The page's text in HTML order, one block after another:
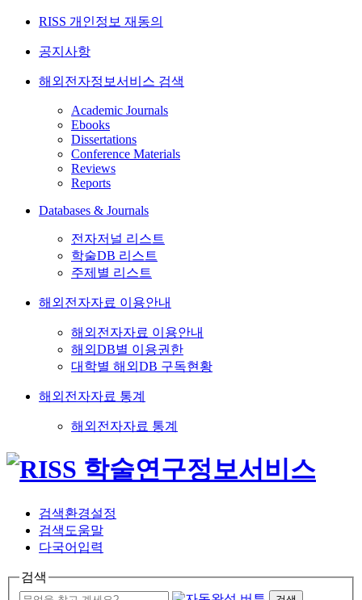
RISS 개인정보 재동의
공지사항
해외전자정보서비스 검색
Academic Journals
Ebooks
Dissertations
Conference Materials
Reviews
Reports
Databases & Journals
전자저널 리스트
학술DB 리스트
주제별 리스트
해외전자자료 이용안내
해외전자자료 이용안내
해외DB별 이용권한
대학별 해외DB 구독현황
해외전자자료 통계
해외전자자료 통계
검색환경설정
검색도움말
다국어입력
검색